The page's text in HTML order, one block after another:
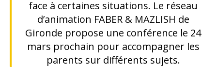
face à certaines situations. Le réseau
d’animation FABER & MAZLISH de
Gironde propose une conférence le 24
mars prochain pour accompagner les
parents sur différents sujets.